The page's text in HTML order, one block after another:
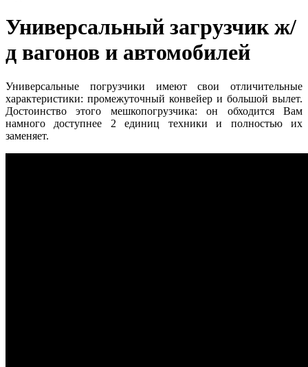
Универсальный загрузчик ж/
д вагонов и автомобилей
Универсальные погрузчики имеют свои отличительные
характеристики: промежуточный конвейер и большой вылет.
Достоинство этого мешкопогрузчика: он обходится Вам
намного доступнее 2 единиц техники и полностью их
заменяет.